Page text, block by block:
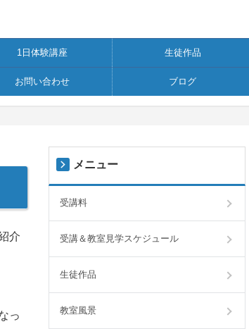
1日体験講座 生徒作品
お問い合わせ ブログ
介
っ
メニュー
受講料
受講＆教室見学スケジュール
生徒作品
教室風景